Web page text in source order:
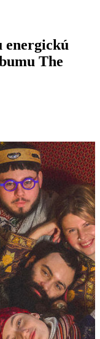
energickú
The